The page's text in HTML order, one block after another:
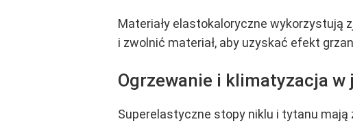
Materiały elastokaloryczne wykorzystują
i zwolnić materiał, aby uzyskać efekt
Ogrzewanie i klimatyzacja
Superelastyczne stopy niklu i tytanu